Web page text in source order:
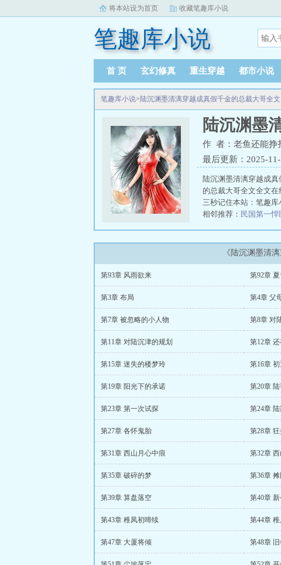
将本站设为首页 收藏笔趣库小说
笔趣库小说
首 页 玄幻修真 重生穿越 都市小说
笔趣库小说> 陆沉渊墨清漓穿越成真假千金的总裁大哥全文
陆沉渊墨
作 者：老鱼还能挣
最后更新：2025-
陆沉渊墨清漓穿越成
的总裁大哥全文全文在
三秒记住本站：笔趣
相邻推荐： 民国第一悍
子李半仙 二狗子李半
《陆沉渊墨清
第93章 风雨欲来 第92章
第3章 布局 第4章 父
第7章 被忽略的小人物 第8章 对
第11章 对陆沉津的规划 第12章
第15章 迷失的楼梦玲 第16章
第19章 阳光下的承诺 第20章
第23章 第一次试探 第24章
第27章 各怀鬼胎 第28章
第31章 西山月心中痕 第32章
第35章 破碎的梦 第36章
第39章 算盘落空 第40章
第43章 稚凤初啼续 第44章
第47章 大厦将倾 第48章